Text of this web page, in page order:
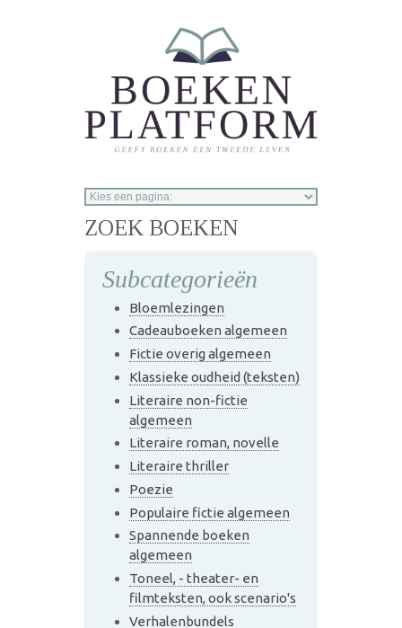
ZOEK BOEKEN
Subcategorieën
Bloemlezingen
Cadeauboeken algemeen
Fictie overig algemeen
Klassieke oudheid (teksten)
Literaire non-fictie
algemeen
Literaire roman, novelle
Literaire thriller
Poezie
Populaire fictie algemeen
Spannende boeken
algemeen
Toneel, - theater- en
filmteksten, ook scenario's
Verhalenbundels